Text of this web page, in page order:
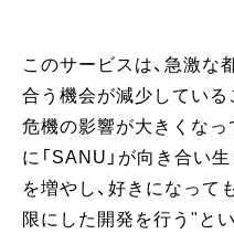
このサービスは、急激な
合う機会が減少している
危機の影響が大きくなっ
に「SANU」が向き合い
を増やし、好きになって
限にした開発を行う"と